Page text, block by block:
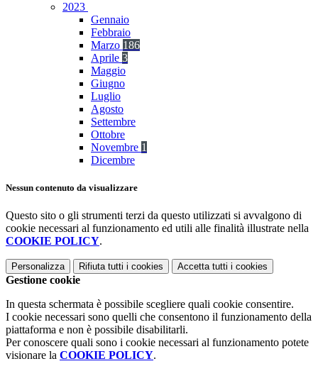
2023
Gennaio
Febbraio
Marzo 186
Aprile 3
Maggio
Giugno
Luglio
Agosto
Settembre
Ottobre
Novembre 1
Dicembre
Nessun contenuto da visualizzare
Questo sito o gli strumenti terzi da questo utilizzati si avvalgono di
cookie necessari al funzionamento ed utili alle finalità illustrate nella
COOKIE POLICY.
Personalizza Rifiuta tutti i cookies Accetta tutti i cookies
Gestione cookie
In questa schermata è possibile scegliere quali cookie consentire.
I cookie necessari sono quelli che consentono il funzionamento della
piattaforma e non è possibile disabilitarli.
Per conoscere quali sono i cookie necessari al funzionamento potete
visionare la COOKIE POLICY.